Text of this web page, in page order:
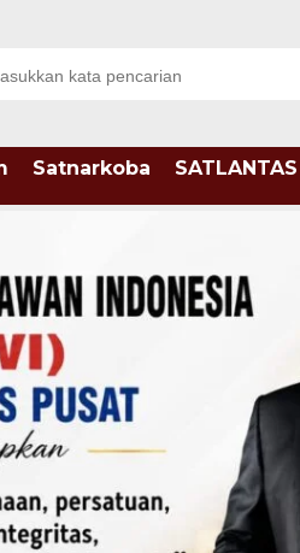
Satnarkoba SATLANTAS